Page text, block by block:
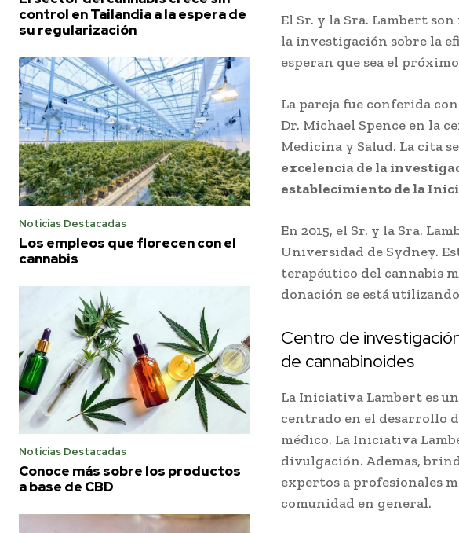
control en Tailandia a la espera de
su regularización
Noticias Destacadas
Los empleos que florecen con el
cannabis
Noticias Destacadas
Conoce más sobre los productos
a base de CBD
El Sr. y la Sra. Lambert
la investigación sobre la
esperan que sea el próximo
La pareja fue conferida
Dr. Michael Spence en la
Medicina y Salud. La cita
excelencia de la
establecimiento de la
En 2015, el Sr. y la Sra.
Universidad de Sydney.
terapéutico del cannabis
donación se está
Centro de
de cannabinoides
La Iniciativa Lambert es
centrado en el desarrollo
médico. La Iniciativa
divulgación. Ademas,
expertos a profesionales
comunidad en general.